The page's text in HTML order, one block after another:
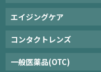
エイジングケア
コンタクトレンズ
一般医薬品(OTC)